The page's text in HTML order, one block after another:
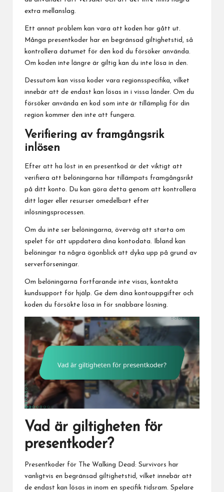
extra mellanslag.
Ett annat problem kan vara att koden har gått ut.
Många presentkoder har en begränsad giltighetstid, så
kontrollera datumet för den kod du försöker använda.
Om koden inte längre är giltig kan du inte lösa in den.
Dessutom kan vissa koder vara regionsspecifika, vilket
innebär att de endast kan lösas in i vissa länder. Om du
försöker använda en kod som inte är tillämplig för din
region kommer den inte att fungera.
Verifiering av framgångsrik
inlösen
Efter att ha löst in en presentkod är det viktigt att
verifiera att belöningarna har tillämpats framgångsrikt
på ditt konto. Du kan göra detta genom att kontrollera
ditt lager eller resurser omedelbart efter
inlösningsprocessen.
Om du inte ser belöningarna, överväg att starta om
spelet för att uppdatera dina kontodata. Ibland kan
belöningar ta några ögonblick att dyka upp på grund av
serverförseningar.
Om belöningarna fortfarande inte visas, kontakta
kundsupport för hjälp. Ge dem dina kontouppgifter och
koden du försökte lösa in för snabbare lösning.
Vad är giltigheten för
presentkoder?
Presentkoder för The Walking Dead: Survivors har
vanligtvis en begränsad giltighetstid, vilket innebär att
de endast kan lösas in inom en specifik tidsram. Spelare